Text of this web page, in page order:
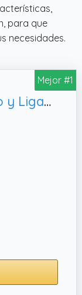
para que
necesidades.
Mejor #1
TOVIKI Rodilleras Menisco y Ligamento Deportiva Ajustable Rodillera de Neopreno con Silicona Rodillera Crossfit para Artritis Desgarro de Menisco Tendinitis Correr Unisex 1 Articulo